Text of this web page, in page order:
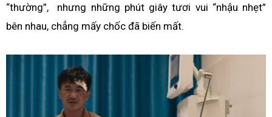
“thường”, nhưng những phút giây tươi vui “nhậu nhẹt”
bên nhau, chẳng mấy chốc đã biến mất.